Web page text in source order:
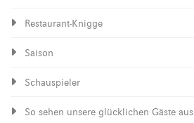
Restaurant-Knigge
Saison
Schauspieler
So sehen unsere glücklichen Gäste aus